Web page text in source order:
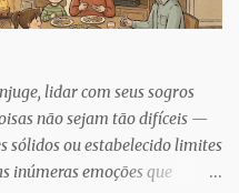
lidar com seus sogros
não sejam tão difíceis —
sólidos ou estabelecido limites
inúmeras emoções que